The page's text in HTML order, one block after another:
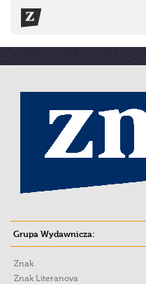
Grupa Wydawnicza:
Znak
Znak Literanova